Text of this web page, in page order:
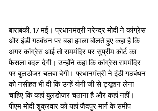
बाराबंकी, 17 मई। प्रधानमंत्री नरेन्द्र मोदी ने कांग्रेस
और इंडी गठबंधन पर बड़ा हमला बोलते हुए कहा है कि
अगर कांग्रेस आई तो राममंदिर पर सुप्रीम कोर्ट का
फैसला बदल देगी। उन्होंने कहा कि कांग्रेस राममंदिर
पर बुलडोजर चलवा देगी। प्रधानमंत्री ने इंडी गठबंधन
को नसीहत भी दी कि उन्हें योगी जी से ट्यूशन लेना
चाहिए कि कहां बुलडोजर चलाना है और कहां नहीं।
पीएम मोदी शुक्रवार को यहां जैदपुर मार्ग के समीप